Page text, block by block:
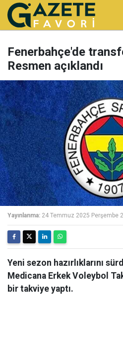
Fenerbahçe'de
Resmen açıklandı
Yayınlanma: 24 Temmuz 2025 Perşembe
Yeni sezon hazırlıklarını
Medicana Erkek Voleybol
bir takviye yaptı.